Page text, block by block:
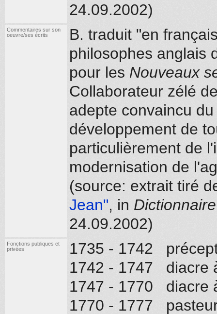
24.09.2002)
Commentaires sur son
oeuvre/ses écrits
B. traduit "en
philosophes anglais
pour les Nouveaux
Collaborateur zélé
adepte convaincu
développement de
particulièrement de
modernisation de
(source: extrait tiré
Jean", in
24.09.2002)
Fonctions publiques et
privées
1735 - 1742
1742 - 1747 diacre
1747 - 1770 diacre
1770 - 1777